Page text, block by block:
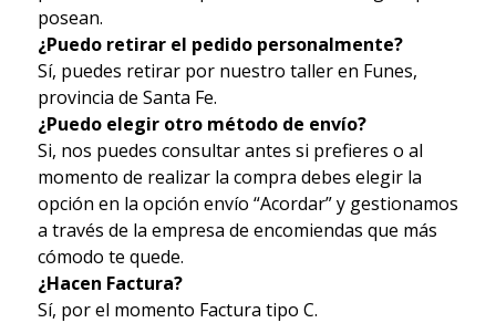
posean.
¿Puedo retirar el pedido personalmente?
Sí, puedes retirar por nuestro taller en Funes,
provincia de Santa Fe.
¿Puedo elegir otro método de envío?
Si, nos puedes consultar antes si prefieres o al
momento de realizar la compra debes elegir la
opción en la opción envío “Acordar” y gestionamos
a través de la empresa de encomiendas que más
cómodo te quede.
¿Hacen Factura?
Sí, por el momento Factura tipo C.